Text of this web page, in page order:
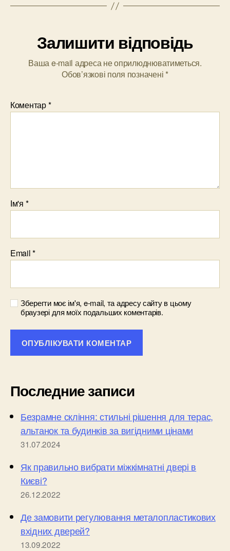
Залишити відповідь
Ваша e-mail адреса не оприлюднюватиметься.
Обов’язкові поля позначені *
Коментар*
Ім'я *
Email*
Зберегти моє ім'я, e-mail, та адресу сайту в цьому
браузері для моїх подальших коментарів.
Последние записи
Безрамне скління: стильні рішення для терас,
альтанок та будинків за вигідними цінами
31.07.2024
Як правильно вибрати міжкімнатні двері в
Києві?
26.12.2022
Де замовити регулювання металопластикових
вхідних дверей?
13.09.2022